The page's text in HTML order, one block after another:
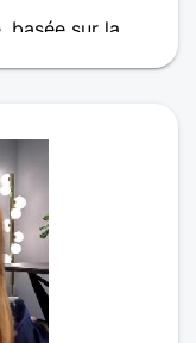
basée sur la